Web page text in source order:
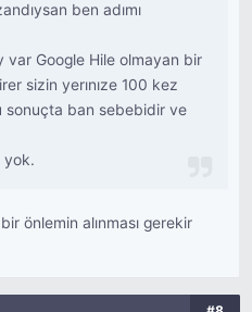
ben adımı
var Google Hile olmayan bir
sizin yerınıze 100 kez
sonuçta ban sebebidir ve
yok.
önlemin alınması gerekir